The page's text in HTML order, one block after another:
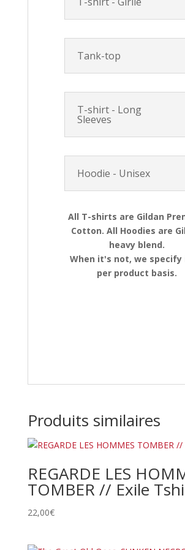
Tank-top
T-shirt - Long
Sleeves
Hoodie - Unisex
All T-shirts are Gildan
Cotton. All Hoodies are
heavy blend.
When it's not, we specify
per product basis.
Produits similaires
REGARDE LES
TOMBER // Exile
22,00€